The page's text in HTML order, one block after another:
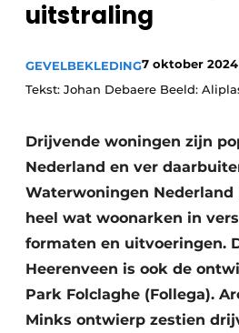
Podcasts
Vacature aanmelden
Video’s
uitstraling
GEVELBEKLEDING7 oktober 2024
Tekst: Johan Debaere Beeld:
Drijvende woningen zijn
Nederland en ver
Waterwoningen
heel wat woonarken in
formaten en uitvoeringen.
Heerenveen is ook de
Park Folclaghe (Follega).
Minks ontwierp zestien